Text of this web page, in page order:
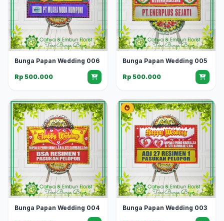
Bunga Papan Wedding 006
Rp 500.000
Bunga Papan Wedding 005
Rp 500.000
Bunga Papan Wedding 004 Bunga Papan Wedding 003